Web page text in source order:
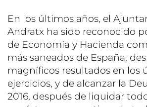
En los últimos años, el
Andratx ha sido reconocido
de Economía y Hacienda
más saneados de España,
magníficos resultados en los
ejercicios, y de alcanzar la
2016, después de liquidar